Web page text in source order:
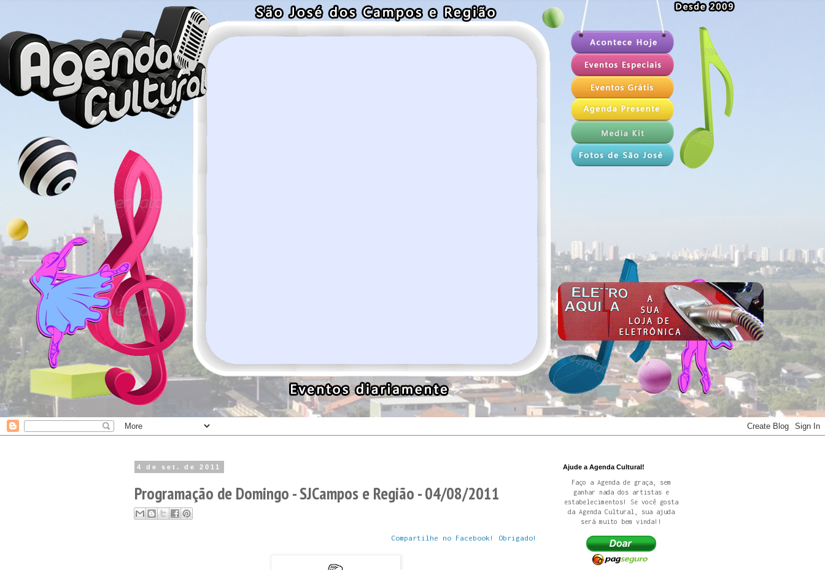
4 de set. de 2011
Programação de Domingo - SJCampos e Região - 04/08/2011
Compartilhe no Facebook! Obrigado!
Ajude a Agenda Cultural!
Faço a Agenda de graça, sem
ganhar nada dos artistas e
estabelecimentos! Se você gosta
da Agenda Cultural, sua ajuda
será muito bem vinda!!